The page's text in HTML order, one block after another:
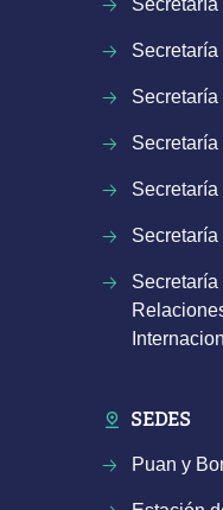
Secretaría
Secretaría
SEDES
Puan y